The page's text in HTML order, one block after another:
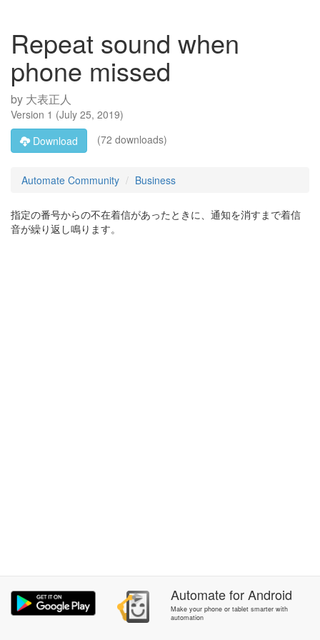
Repeat sound when
phone missed
by 大表正人
Version 1 (July 25, 2019)
Download
(72 downloads)
Automate Community Business
指定の番号からの不在着信があったときに、通知を消すまで着信
音が繰り返し鳴ります。
AutomateforAndroid
Make your phone or tablet smarter with
automation